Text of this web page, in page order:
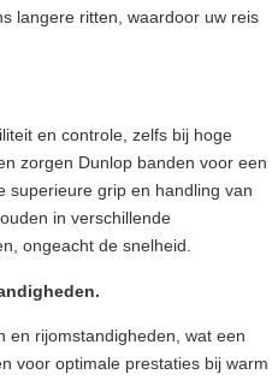
langere ritten, waardoor uw reis
en controle, zelfs bij hoge
zorgen Dunlop banden voor een
superieure grip en handling van
in verschillende
ongeacht de snelheid.
en rijomstandigheden, wat een
voor optimale prestaties bij warm